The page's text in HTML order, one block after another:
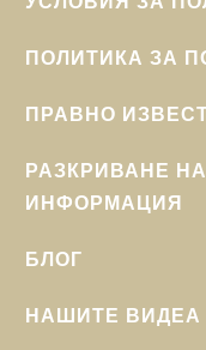
ПОЛИТИКА ЗА
ПРАВНО
РАЗКРИВАНЕ
ИНФОРМАЦИЯ
БЛОГ
НАШИТЕ ВИДЕА